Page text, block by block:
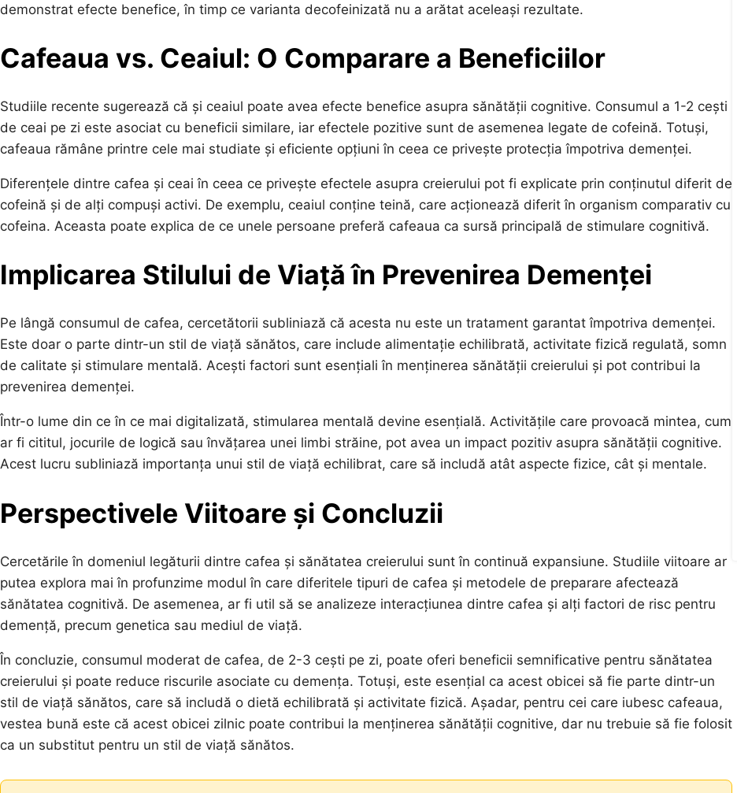
demonstrat efecte benefice, în timp ce varianta decofeinizată nu a arătat aceleași rezultate.
Cafeaua vs. Ceaiul: O Comparare a Beneficiilor
Studiile recente sugerează că și ceaiul poate avea efecte benefice asupra sănătății cognitive. Consumul a 1-2 cești
de ceai pe zi este asociat cu beneficii similare, iar efectele pozitive sunt de asemenea legate de cofeină. Totuși,
cafeaua rămâne printre cele mai studiate și eficiente opțiuni în ceea ce privește protecția împotriva demenței.
Diferențele dintre cafea și ceai în ceea ce privește efectele asupra creierului pot fi explicate prin conținutul diferit de
cofeină și de alți compuși activi. De exemplu, ceaiul conține teină, care acționează diferit în organism comparativ cu
cofeina. Aceasta poate explica de ce unele persoane preferă cafeaua ca sursă principală de stimulare cognitivă.
Implicarea Stilului de Viață în Prevenirea Demenței
Pe lângă consumul de cafea, cercetătorii subliniază că acesta nu este un tratament garantat împotriva demenței.
Este doar o parte dintr-un stil de viață sănătos, care include alimentație echilibrată, activitate fizică regulată, somn
de calitate și stimulare mentală. Acești factori sunt esențiali în menținerea sănătății creierului și pot contribui la
prevenirea demenței.
Într-o lume din ce în ce mai digitalizată, stimularea mentală devine esențială. Activitățile care provoacă mintea, cum
ar fi cititul, jocurile de logică sau învățarea unei limbi străine, pot avea un impact pozitiv asupra sănătății cognitive.
Acest lucru subliniază importanța unui stil de viață echilibrat, care să includă atât aspecte fizice, cât și mentale.
Perspectivele Viitoare și Concluzii
Cercetările în domeniul legăturii dintre cafea și sănătatea creierului sunt în continuă expansiune. Studiile viitoare ar
putea explora mai în profunzime modul în care diferitele tipuri de cafea și metodele de preparare afectează
sănătatea cognitivă. De asemenea, ar fi util să se analizeze interacțiunea dintre cafea și alți factori de risc pentru
demență, precum genetica sau mediul de viață.
În concluzie, consumul moderat de cafea, de 2-3 cești pe zi, poate oferi beneficii semnificative pentru sănătatea
creierului și poate reduce riscurile asociate cu demența. Totuși, este esențial ca acest obicei să fie parte dintr-un
stil de viață sănătos, care să includă o dietă echilibrată și activitate fizică. Așadar, pentru cei care iubesc cafeaua,
vestea bună este că acest obicei zilnic poate contribui la menținerea sănătății cognitive, dar nu trebuie să fie folosit
ca un substitut pentru un stil de viață sănătos.